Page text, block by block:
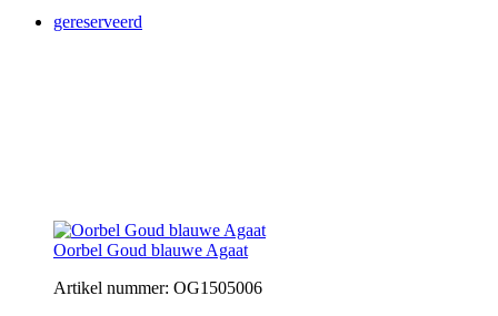
gereserveerd
Oorbel Goud blauwe Agaat
Artikel nummer: OG1505006